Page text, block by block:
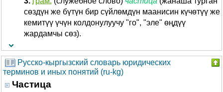
сөздүн же бүтүн бир сүйлөмдүн маанисин күчөтүү же
кемитүү үчүн колдонулуучу "го", "эле" өңдүү
жардамчы сөз).
Русско-кыргызский словарь юридических
терминов и иных понятий (ru-kg)
Частица